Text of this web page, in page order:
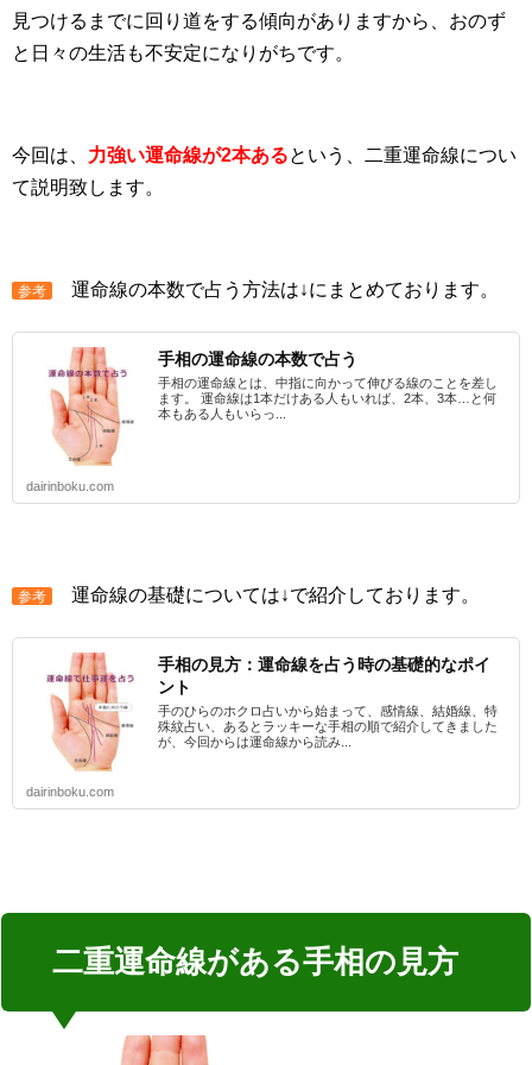
見つけるまでに回り道をする傾向がありますから、おのず
と日々の生活も不安定になりがちです。
今回は、 力強い運命線が2本あるという、二重運命線につい
て説明致します。
参考 運命線の本数で占う方法は↓にまとめております。
手相の運命線の本数で占う
手相の運命線とは、中指に向かって伸びる線のことを差し
ます。 運命線は1本だけある人もいれば、2本、3本…と何
本もある人もいらっ...
dairinboku.com
参考 運命線の基礎については↓で紹介しております。
手相の見方：運命線を占う時の基礎的なポイ
ント
手のひらのホクロ占いから始まって、感情線、結婚線、特
殊紋占い、あるとラッキーな手相の順で紹介してきました
が、今回からは運命線から読み...
dairinboku.com
二重運命線がある手相の見方